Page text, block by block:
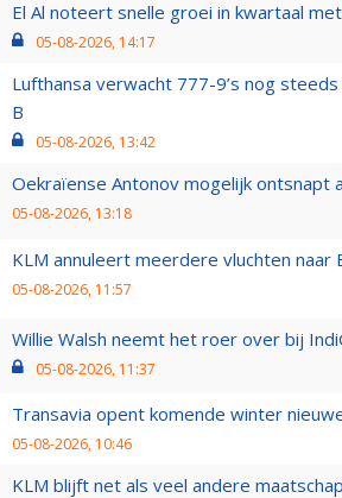
El Al noteert snelle groei in kwartaal
05-08-2026, 14:17
Lufthansa verwacht 777-9’s nog
B
05-08-2026, 13:42
Oekraïense Antonov mogelijk ontsnapt
05-08-2026, 13:18
KLM annuleert meerdere vluchten naar
05-08-2026, 11:57
Willie Walsh neemt het roer over bij
05-08-2026, 11:37
Transavia opent komende winter
05-08-2026, 10:46
KLM blijft net als veel andere